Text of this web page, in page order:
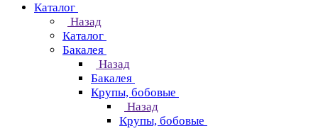
Каталог
Назад
Каталог
Бакалея
Назад
Бакалея
Крупы, бобовые
Назад
Крупы, бобовые